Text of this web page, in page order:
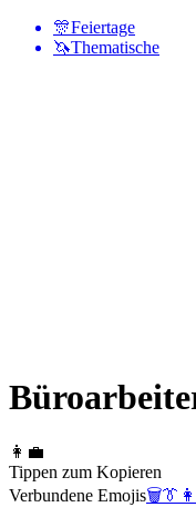
🎊Feiertage
🦄Thematische
👩‍💼
Tippen zum Kopieren
Verbundene Emojis🗑️👔